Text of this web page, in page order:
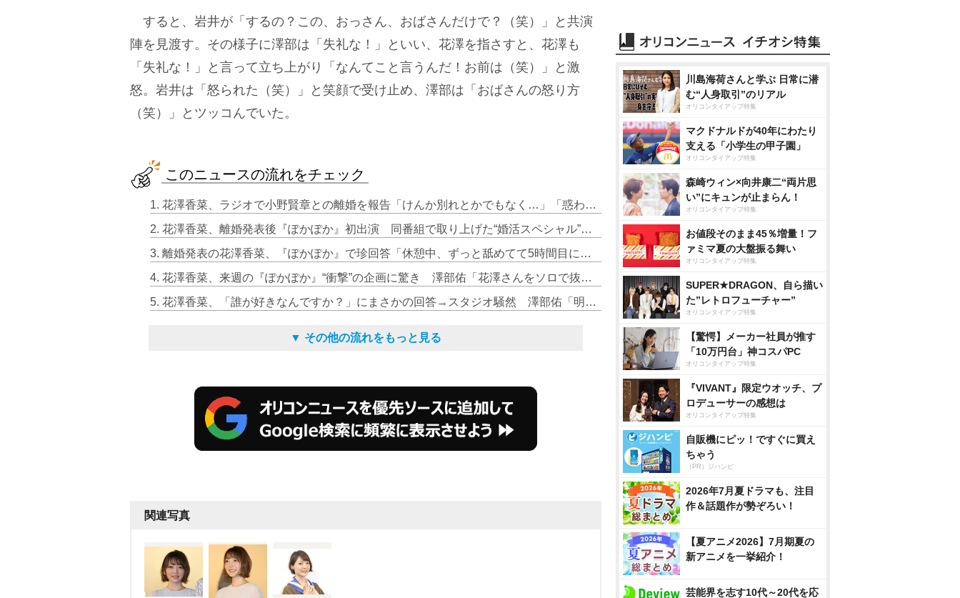
すると、岩井が「するの？この、おっさん、おばさんだけで？（笑）」と共演
陣を見渡す。その様子に澤部は「失礼な！」といい、花澤を指さすと、花澤も
「失礼な！」と言って立ち上がり「なんてこと言うんだ！お前は（笑）」と激
怒。岩井は「怒られた（笑）」と笑顔で受け止め、澤部は「おばさんの怒り方
（笑）」とツッコんでいた。
このニュースの流れをチェック
1. 花澤香菜、ラジオで小野賢章との離婚を報告「けんか別れとかでもなく…」「惑わされないでほしい」
2. 花澤香菜、離婚発表後『ぽかぽか』初出演 同番組で取り上げた“婚活スペシャル”は「すっごい他人事じゃない感じで…（笑）」
3. 離婚発表の花澤香菜、『ぽかぽか』で珍回答「休憩中、ずっと舐めてて5時間目に食べるっていう…」 澤部佑「楽しそうです、花澤さん」
4. 花澤香菜、来週の『ぽかぽか』“衝撃”の企画に驚き 澤部佑「花澤さんをソロで抜かないでください」
5. 花澤香菜、「誰が好きなんですか？」にまさかの回答→スタジオ騒然 澤部佑「明日がよかったんだ…」「ごめんな」
▼ その他の流れをもっと見る
関連写真
川島海荷さんと学ぶ 日常に潜
む“人身取引”のリアル
オリコンタイアップ特集
マクドナルドが40年にわたり
支える「小学生の甲子園」
オリコンタイアップ特集
森崎ウィン×向井康二“両片思
い”にキュンが止まらん！
オリコンタイアップ特集
お値段そのまま45％増量！フ
ァミマ夏の大盤振る舞い
オリコンタイアップ特集
SUPER★DRAGON、自ら描い
た”レトロフューチャー”
オリコンタイアップ特集
【驚愕】メーカー社員が推す
「10万円台」神コスパPC
オリコンタイアップ特集
『VIVANT』限定ウオッチ、プ
ロデューサーの感想は
オリコンタイアップ特集
自販機にピッ！ですぐに買え
ちゃう
（PR）ジハンピ
2026年7月夏ドラマも、注目
作＆話題作が勢ぞろい！
【夏アニメ2026】7月期夏の
新アニメを一挙紹介！
芸能界を志す10代～20代を応